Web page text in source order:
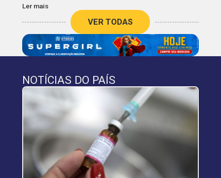
Ler mais
VER TODAS
NOTÍCIAS DO PAÍS